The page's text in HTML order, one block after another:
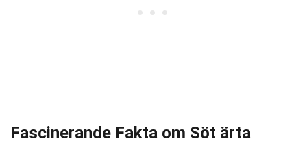
Fascinerande Fakta om Söt ärta